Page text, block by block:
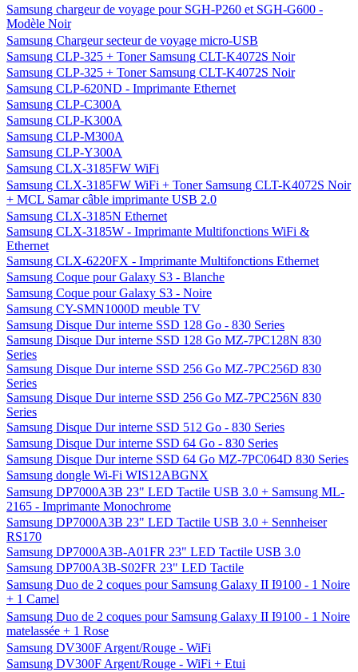
Samsung chargeur de voyage pour SGH-P260 et SGH-G600 -
Modèle Noir
Samsung Chargeur secteur de voyage micro-USB
Samsung CLP-325 + Toner Samsung CLT-K4072S Noir
Samsung CLP-325 + Toner Samsung CLT-K4072S Noir
Samsung CLP-620ND - Imprimante Ethernet
Samsung CLP-C300A
Samsung CLP-K300A
Samsung CLP-M300A
Samsung CLP-Y300A
Samsung CLX-3185FW WiFi
Samsung CLX-3185FW WiFi + Toner Samsung CLT-K4072S Noir
+ MCL Samar câble imprimante USB 2.0
Samsung CLX-3185N Ethernet
Samsung CLX-3185W - Imprimante Multifonctions WiFi &
Ethernet
Samsung CLX-6220FX - Imprimante Multifonctions Ethernet
Samsung Coque pour Galaxy S3 - Blanche
Samsung Coque pour Galaxy S3 - Noire
Samsung CY-SMN1000D meuble TV
Samsung Disque Dur interne SSD 128 Go - 830 Series
Samsung Disque Dur interne SSD 128 Go MZ-7PC128N 830
Series
Samsung Disque Dur interne SSD 256 Go MZ-7PC256D 830
Series
Samsung Disque Dur interne SSD 256 Go MZ-7PC256N 830
Series
Samsung Disque Dur interne SSD 512 Go - 830 Series
Samsung Disque Dur interne SSD 64 Go - 830 Series
Samsung Disque Dur interne SSD 64 Go MZ-7PC064D 830 Series
Samsung dongle Wi-Fi WIS12ABGNX
Samsung DP7000A3B 23" LED Tactile USB 3.0 + Samsung ML-
2165 - Imprimante Monochrome
Samsung DP7000A3B 23" LED Tactile USB 3.0 + Sennheiser
RS170
Samsung DP7000A3B-A01FR 23" LED Tactile USB 3.0
Samsung DP700A3B-S02FR 23" LED Tactile
Samsung Duo de 2 coques pour Samsung Galaxy II I9100 - 1 Noire
+ 1 Camel
Samsung Duo de 2 coques pour Samsung Galaxy II I9100 - 1 Noire
matelassée + 1 Rose
Samsung DV300F Argent/Rouge - WiFi
Samsung DV300F Argent/Rouge - WiFi + Etui